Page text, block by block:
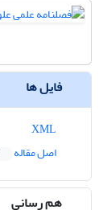
فایل ها
اصل مقاله
هم رسانی